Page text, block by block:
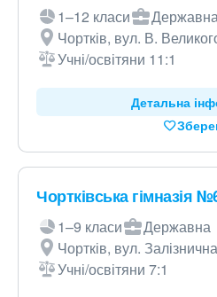
1–12 класи
Чортків, вул. В.
Учні/освітяни 11:1
Детальна
Чортківська гімназія
1–9 класи
Державна
Чортків, вул.
Учні/освітяни 7:1